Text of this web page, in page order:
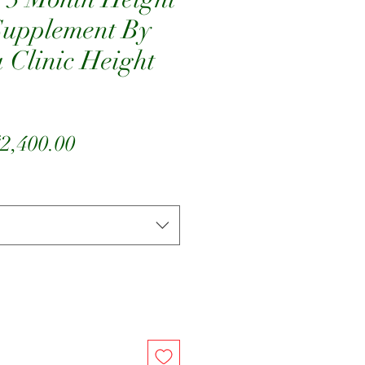
By
Clinic Height
बिक्री